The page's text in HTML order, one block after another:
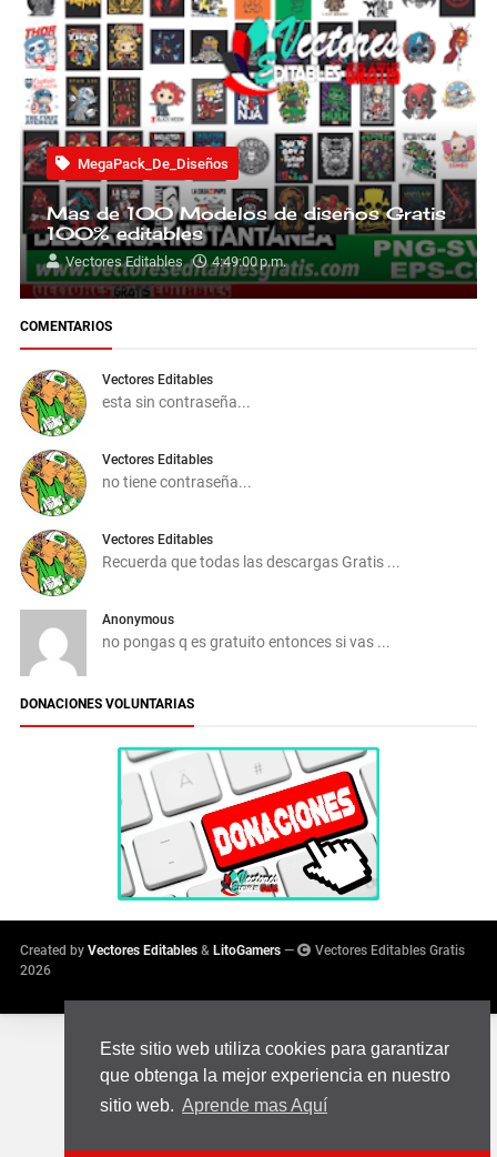
Este sitio web utiliza cookies para garantizar
que obtenga la mejor experiencia en nuestro
sitio web. Aprende mas Aquí
MegaPack_De_Diseños
Mas de 100 Modelos de diseños Gratis
100% editables
Vectores Editables 4:49:00 p.m.
COMENTARIOS
Vectores Editables
esta sin contraseña...
Vectores Editables
no tiene contraseña...
Vectores Editables
Recuerda que todas las descargas Gratis ...
Anonymous
no pongas q es gratuito entonces si vas ...
DONACIONES VOLUNTARIAS
Created by Vectores Editables & LitoGamers —
Vectores Editables Gratis
2026